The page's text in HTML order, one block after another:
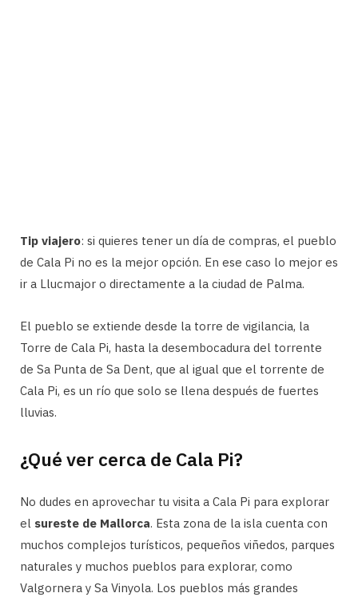
Tip viajero: si quieres tener un día de compras, el pueblo
de Cala Pi no es la mejor opción. En ese caso lo mejor es
ir a Llucmajor o directamente a la ciudad de Palma.
El pueblo se extiende desde la torre de vigilancia, la
Torre de Cala Pi, hasta la desembocadura del torrente
de Sa Punta de Sa Dent, que al igual que el torrente de
Cala Pi, es un río que solo se llena después de fuertes
lluvias.
¿Qué ver cerca de Cala Pi?
No dudes en aprovechar tu visita a Cala Pi para explorar
el sureste de Mallorca. Esta zona de la isla cuenta con
muchos complejos turísticos, pequeños viñedos, parques
naturales y muchos pueblos para explorar, como
Valgornera y Sa Vinyola. Los pueblos más grandes